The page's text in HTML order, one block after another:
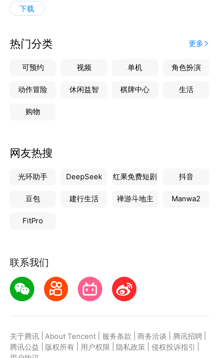
下载
热门分类 更多
可预约 视频 单机 角色扮演
动作冒险 休闲益智 棋牌中心 生活
购物
网友热搜
光环助手 DeepSeek 红果免费短剧 抖音
豆包 建行生活 禅游斗地主 Manwa2
FitPro
联系我们
关于腾讯 About Tencent 服务条款 商务洽谈 腾讯招聘
腾讯公益
版权所有 用户权限 隐私政策 侵权投诉指引